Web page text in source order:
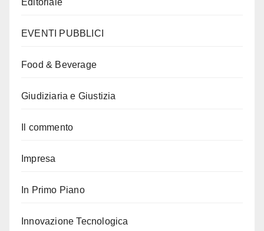
Editoriale
EVENTI PUBBLICI
Food & Beverage
Giudiziaria e Giustizia
Il commento
Impresa
In Primo Piano
Innovazione Tecnologica